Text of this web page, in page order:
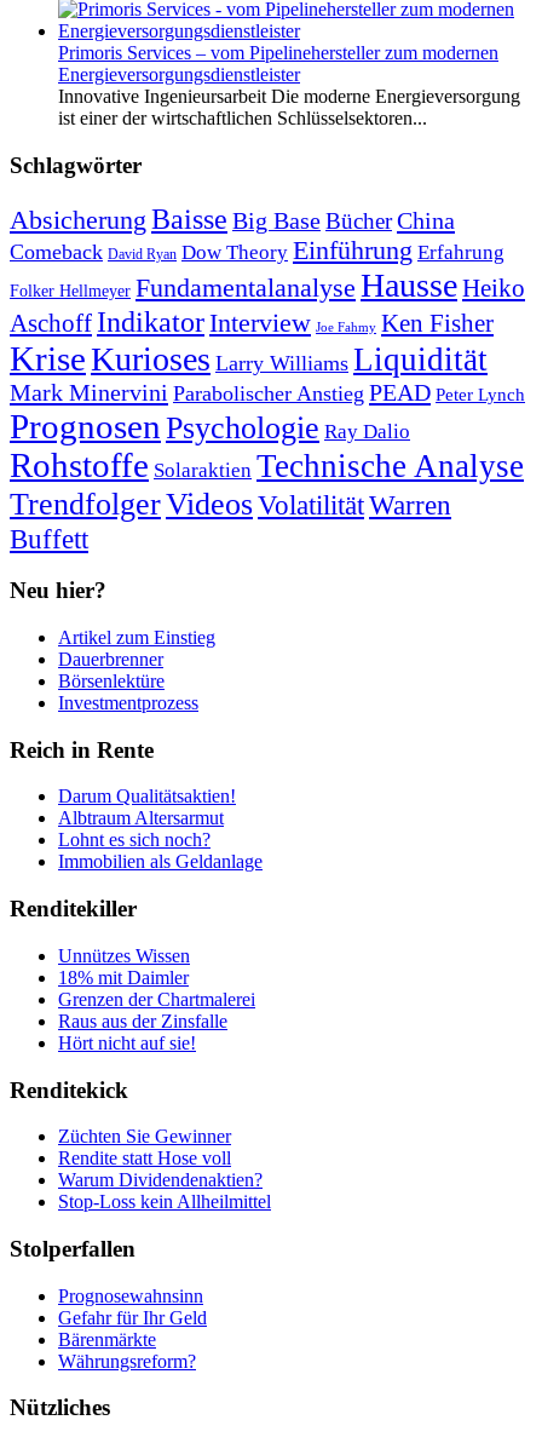
Primoris Services – vom Pipelinehersteller zum modernen
Energieversorgungsdienstleister
Innovative Ingenieursarbeit Die moderne Energieversorgung
ist einer der wirtschaftlichen Schlüsselsektoren...
Schlagwörter
Absicherung Baisse Big BaseBücherChina
Comeback David Ryan Dow Theory Einführung Erfahrung
Folker Hellmeyer Fundamentalanalyse HausseHeiko
Aschoff IndikatorInterview Joe Fahmy Ken Fisher
KriseKurioses Larry Williams Liquidität
Mark Minervini Parabolischer Anstieg PEAD Peter Lynch
Prognosen Psychologie Ray Dalio
Rohstoffe Solaraktien Technische Analyse
TrendfolgerVideosVolatilitätWarren
Buffett
Neu hier?
Artikel zum Einstieg
Dauerbrenner
Börsenlektüre
Investmentprozess
Reich in Rente
Darum Qualitätsaktien!
Albtraum Altersarmut
Lohnt es sich noch?
Immobilien als Geldanlage
Renditekiller
Unnützes Wissen
18% mit Daimler
Grenzen der Chartmalerei
Raus aus der Zinsfalle
Hört nicht auf sie!
Renditekick
Züchten Sie Gewinner
Rendite statt Hose voll
Warum Dividendenaktien?
Stop-Loss kein Allheilmittel
Stolperfallen
Prognosewahnsinn
Gefahr für Ihr Geld
Bärenmärkte
Währungsreform?
Nützliches